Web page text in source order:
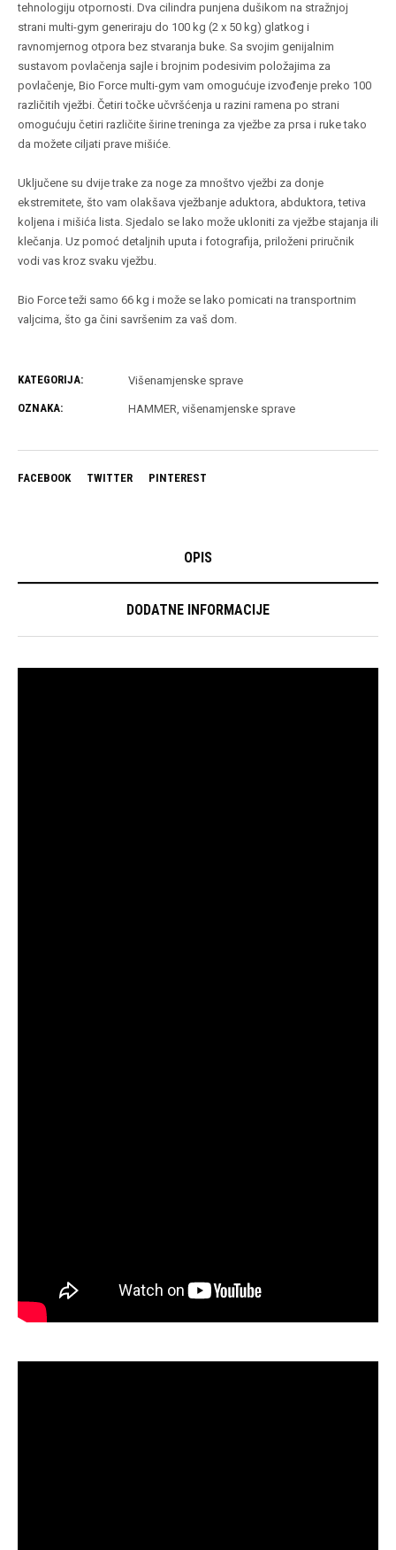
tehnologiju otpornosti. Dva cilindra punjena dušikom na stražnjoj
strani multi-gym generiraju do 100 kg (2 x 50 kg) glatkog i
ravnomjernog otpora bez stvaranja buke. Sa svojim genijalnim
sustavom povlačenja sajle i brojnim podesivim položajima za
povlačenje, Bio Force multi-gym vam omogućuje izvođenje preko 100
različitih vježbi. Četiri točke učvršćenja u razini ramena po strani
omogućuju četiri različite širine treninga za vježbe za prsa i ruke tako
da možete ciljati prave mišiće.
Uključene su dvije trake za noge za mnoštvo vježbi za donje
ekstremitete, što vam olakšava vježbanje aduktora, abduktora, tetiva
koljena i mišića lista. Sjedalo se lako može ukloniti za vježbe stajanja ili
klečanja. Uz pomoć detaljnih uputa i fotografija, priloženi priručnik
vodi vas kroz svaku vježbu.
Bio Force teži samo 66 kg i može se lako pomicati na transportnim
valjcima, što ga čini savršenim za vaš dom.
KATEGORIJA: Višenamjenske sprave
OZNAKA: HAMMER, višenamjenske sprave
FACEBOOK TWITTER PINTEREST
OPIS
DODATNE INFORMACIJE